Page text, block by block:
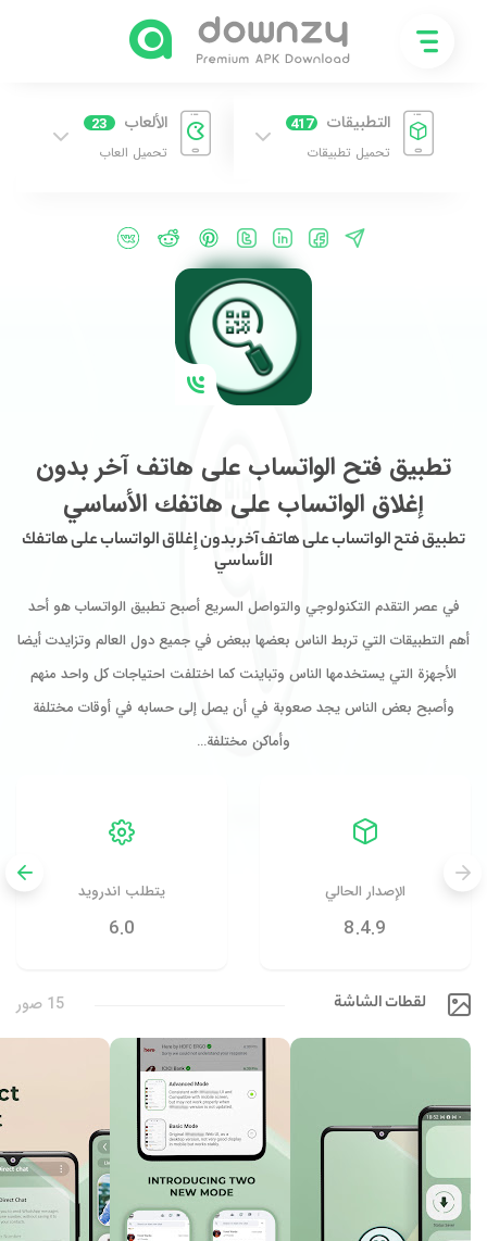
التطبيقات 417
تحميل تطبيقات
الألعاب 23
تحميل العاب
تطبيق فتح الواتساب على هاتف آخر بدون
إغلاق الواتساب على هاتفك الأساسي
تطبيق فتح الواتساب على هاتف آخر بدون إغلاق الواتساب على هاتفك
الأساسي
في عصر التقدم التكنولوجي والتواصل السريع أصبح تطبيق الواتساب هو أحد
أهم التطبيقات التي تربط الناس بعضها ببعض في جميع دول العالم وتزايدت أيضا
الأجهزة التي يستخدمها الناس وتباينت كما اختلفت احتياجات كل واحد منهم
وأصبح بعض الناس يجد صعوبة في أن يصل إلى حسابه في أوقات مختلفة
وأماكن مختلفة…
الإصدار الحالي
8.4.9
يتطلب اندرويد
6.0
لقطات الشاشة 15 صور